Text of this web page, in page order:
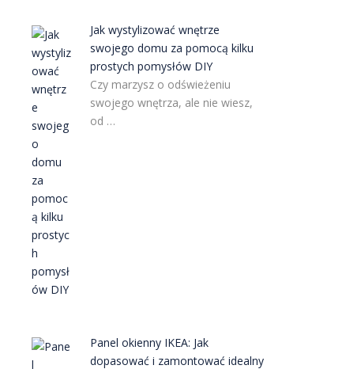
Jak wystylizować wnętrze
swojego domu za pomocą kilku
prostych pomysłów DIY
Czy marzysz o odświeżeniu
swojego wnętrza, ale nie wiesz,
od …
Panel okienny IKEA: Jak
dopasować i zamontować idealny